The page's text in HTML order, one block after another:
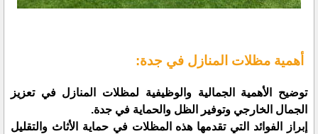
أهمية مظلات المنازل في جدة:
توضيح الأهمية الجمالية والوظيفية لمظلات المنازل في تعزيز
الجمال الخارجي وتوفير الظل والحماية في جدة.
إبراز الفوائد التي تقدمها هذه المظلات في حماية الأثاث والتقليل